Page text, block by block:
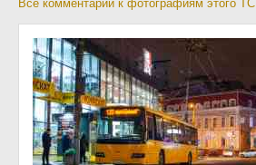
Все комментарии к фотографиям этого ТС